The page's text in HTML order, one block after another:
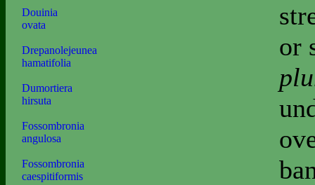
Douinia
ovata
Drepanolejeunea
hamatifolia
Dumortiera
hirsuta
Fossombronia
angulosa
Fossombronia
caespitiformis
or